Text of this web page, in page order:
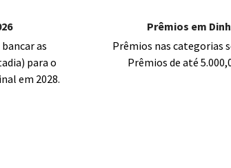
as
para o
em 2028.
Prêmios em
Prêmios nas categorias
Prêmios de até